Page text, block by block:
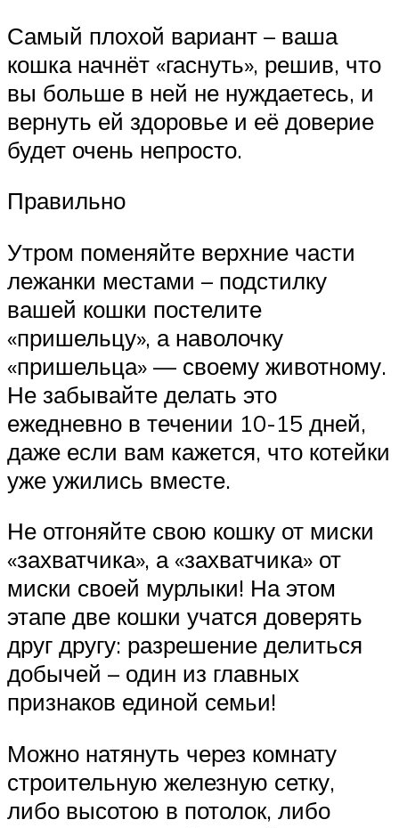
Самый плохой вариант – ваша
кошка начнёт «гаснуть», решив, что
вы больше в ней не нуждаетесь, и
вернуть ей здоровье и её доверие
будет очень непросто.
Правильно
Утром поменяйте верхние части
лежанки местами – подстилку
вашей кошки постелите
«пришельцу», а наволочку
«пришельца» — своему животному.
Не забывайте делать это
ежедневно в течении 10-15 дней,
даже если вам кажется, что котейки
уже ужились вместе.
Не отгоняйте свою кошку от миски
«захватчика», а «захватчика» от
миски своей мурлыки! На этом
этапе две кошки учатся доверять
друг другу: разрешение делиться
добычей – один из главных
признаков единой семьи!
Можно натянуть через комнату
строительную железную сетку,
либо высотою в потолок, либо